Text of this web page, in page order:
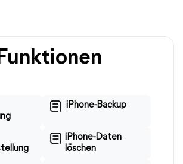
iPhone-Backup
iPhone-Daten
löschen